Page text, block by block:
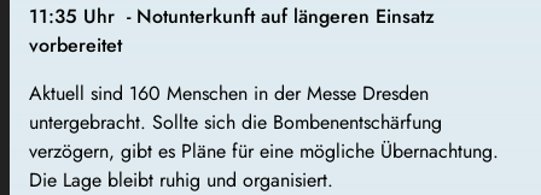
11:35 Uhr - Notunterkunft auf längeren Einsatz
vorbereitet
Aktuell sind 160 Menschen in der Messe Dresden
untergebracht. Sollte sich die Bombenentschärfung
verzögern, gibt es Pläne für eine mögliche Übernachtung.
Die Lage bleibt ruhig und organisiert.